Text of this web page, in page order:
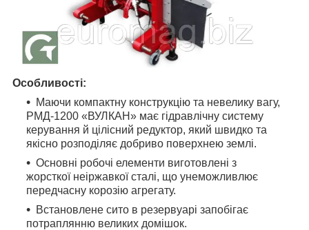
Особливості:
Маючи компактну конструкцію та невелику вагу,
РМД-1200 «ВУЛКАН» має гідравлічну систему
керування й цілісний редуктор, який швидко та
якісно розподіляє добриво поверхнею землі.
Основні робочі елементи виготовлені з
жорсткої неіржавкої сталі, що унеможливлює
передчасну корозію агрегату.
Встановлене сито в резервуарі запобігає
потраплянню великих домішок.